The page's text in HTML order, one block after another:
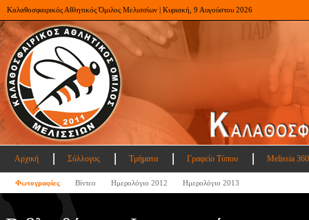
Καλαθοσφαιρικός Αθλητικός Όμιλος Μελισσίων | Κυριακή, 9 Αυγούστου 2026
Αρχική Σύλλογος Τμήματα Γραφείο Τύπου Melissia
Φωτογραφίες Βίντεο Ημερολόγιο 2012 Ημερολόγιο 2013